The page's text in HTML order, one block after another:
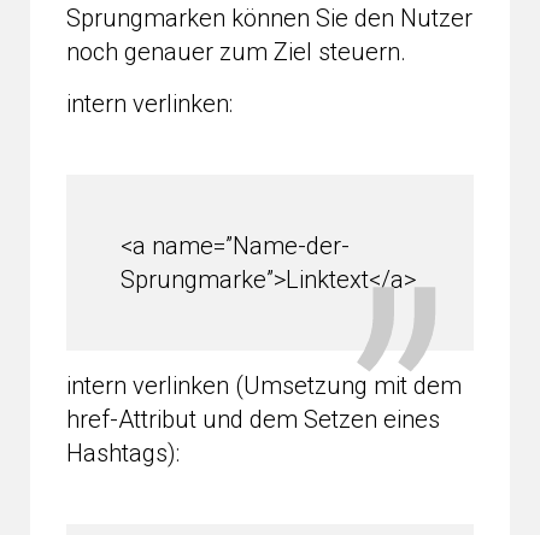
Sprungmarken können Sie den Nutzer
noch genauer zum Ziel steuern.
intern verlinken:
<a name=”Name-der-
Sprungmarke”>Linktext</a>
intern verlinken (Umsetzung mit dem
href-Attribut und dem Setzen eines
Hashtags):